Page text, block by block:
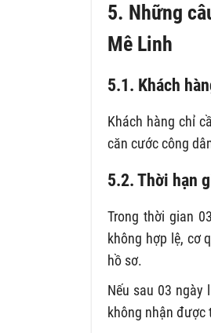
5. Những
Mê Linh
5.1. Khách
Khách hàng chỉ
căn cước công
5.2. Thời hạn
Trong thời gian
không hợp lệ, cơ
hồ sơ.
Nếu sau 03 ngày
không nhận được